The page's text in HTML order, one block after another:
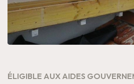
ÉLIGIBLE AUX AIDES